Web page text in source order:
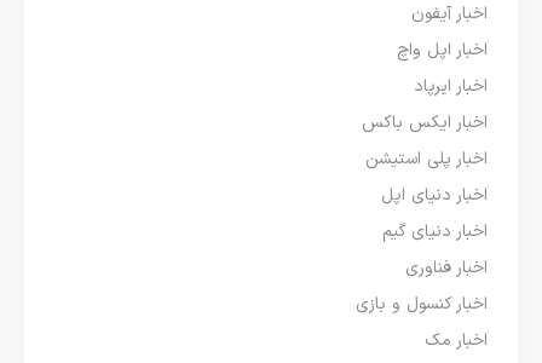
اخبار آیفون
اخبار اپل واچ
اخبار ایرپاد
اخبار ایکس باکس
اخبار پلی استیشن
اخبار دنیای اپل
اخبار دنیای گیم
اخبار فناوری
اخبار کنسول و بازی
اخبار مک